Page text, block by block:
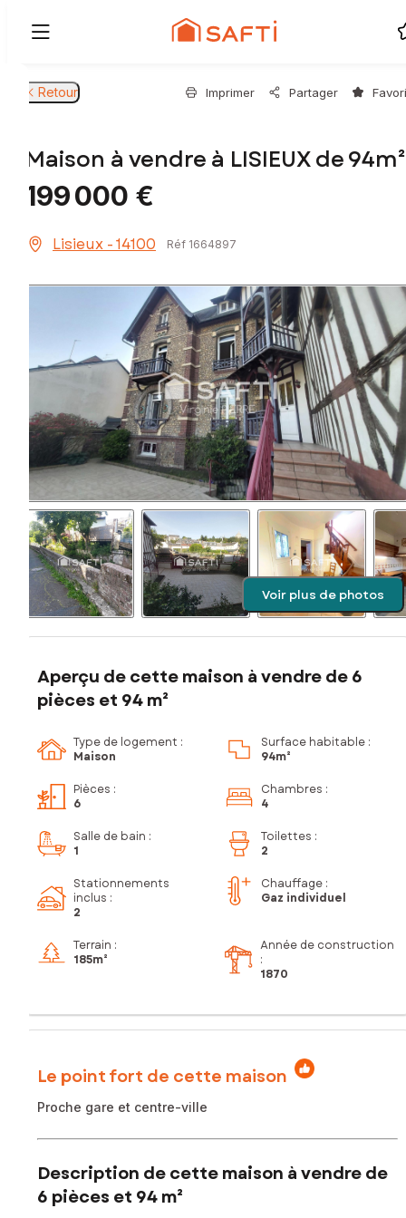
Retour Imprimer Partager
Maison à vendre à LISIEUX de 94m²
199 000 €
Lisieux - 14100 Réf 1664897
Voir plus de photos
Aperçu de cette maison à vendre de 6
pièces et 94 m²
Type de logement :
Maison
Surface habitable :
94m²
Pièces :
6
Chambres :
4
Salle de bain :
1
Toilettes :
2
Stationnements
inclus :
2
Chauffage :
Gaz individuel
Terrain :
185m²
Année de construction
:
1870
Le point fort de cette maison
Proche gare et centre-ville
Description de cette maison à vendre de
6 pièces et 94 m²